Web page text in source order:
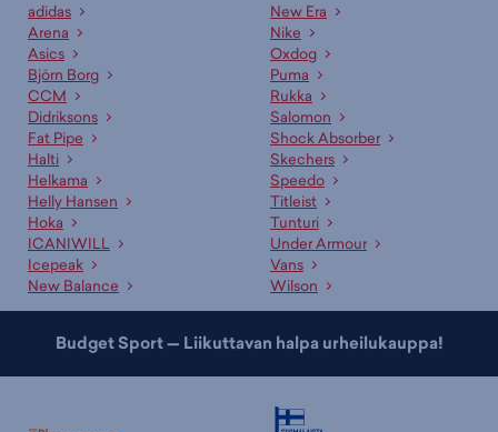
adidas
Arena
Asics
Björn Borg
CCM
Didriksons
Fat Pipe
Halti
Helkama
Helly Hansen
Hoka
ICANIWILL
Icepeak
New Balance
New Era
Nike
Oxdog
Puma
Rukka
Salomon
Shock Absorber
Skechers
Speedo
Titleist
Tunturi
Under Armour
Vans
Wilson
Budget Sport — Liikuttavan halpa urheilukauppa!